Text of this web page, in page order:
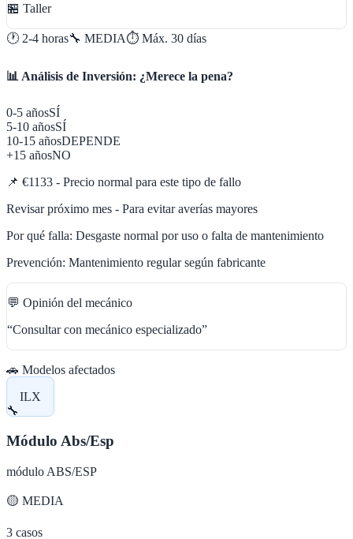
🏪 Taller
🕐 2-4 horas🔧 MEDIA⏱️ Máx. 30 días
📊 Análisis de Inversión: ¿Merece la pena?
0-5 añosSÍ
5-10 añosSÍ
10-15 añosDEPENDE
+15 añosNO
📌 €1133 - Precio normal para este tipo de fallo
Revisar próximo mes - Para evitar averías mayores
Por qué falla: Desgaste normal por uso o falta de mantenimiento
Prevención: Mantenimiento regular según fabricante
💬 Opinión del mecánico
“Consultar con mecánico especializado”
🚗 Modelos afectados
ILX
🔧
Módulo Abs/Esp
módulo ABS/ESP
🟡 MEDIA
3 casos